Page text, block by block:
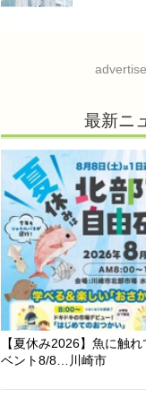
最新ニ
【夏休み2026】魚に触
ベント8/8…川崎市